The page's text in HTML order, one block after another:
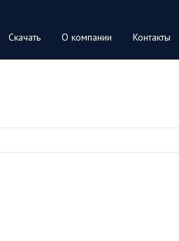
Скачать О компании Контакты